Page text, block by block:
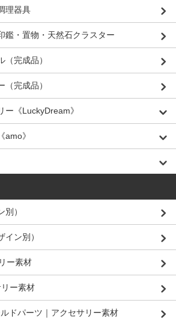
理器具
鑑・置物・天然石クラスター
完成品）
完成品）
ー《LuckyDream》
amo》
）
ン別）
ー素材
ー素材
ドパーツ｜アクセサリー素材